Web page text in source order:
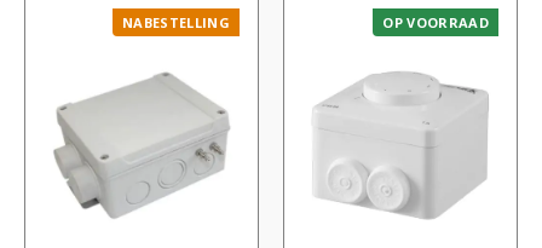
NABESTELLING OP VOORRAAD